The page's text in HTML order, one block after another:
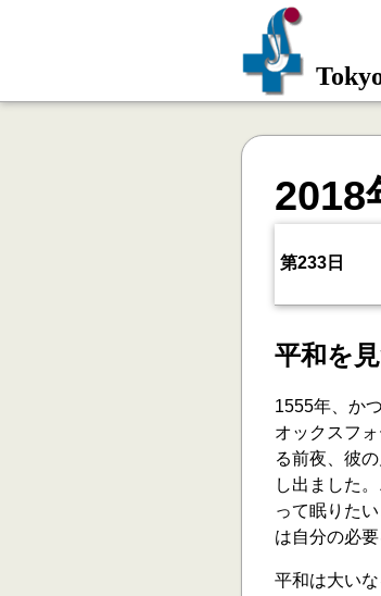
2018
第233日
平和を
1555年、か
オックスフ
る前夜、彼
し出ました
って眠りた
は自分の必
平和は大い